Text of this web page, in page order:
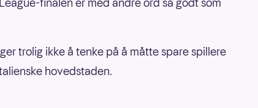
trolig ikke å tenke på å måtte spare spillere
hovedstaden.